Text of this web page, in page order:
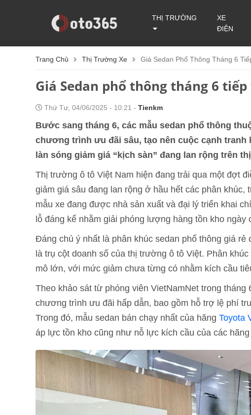
THỊ TRƯỜNG
XE
ĐIỆN
Trang Chủ Thị Trường Xe Giá Sedan Phổ Thông Tháng 6
Giá Sedan phổ thông tháng 6
Thứ Tư, 04/06/2025 - 10:21 - Tienkm
Bước sang tháng 6, các mẫu sedan phổ thông
chương trình ưu đãi sâu, tạo nên cuộc cạnh
làn sóng giảm giá “kịch sàn” đang lan rộng trên
Thị trường ô tô Việt Nam hiện đang trải qua một đợt
giảm giá sâu đang lan rộng ở hầu hết các phân
mẫu xe đang được nhà sản xuất và đại lý triển khai
lỗ đáng kể nhằm giải phóng lượng hàng tồn kho ngày
Đáng chú ý nhất là phân khúc sedan phổ thông giá
là trụ cột doanh số của thị trường ô tô Việt. Phân
mô lớn, với mức giảm chưa từng có nhằm kích cầu
Theo khảo sát từ phóng viên VietNamNet trong
chương trình ưu đãi hấp dẫn, bao gồm hỗ trợ lệ phí
Trong đó, mẫu sedan bán chạy nhất của hãng Toyota
áp lực tồn kho cũng như nỗ lực kích cầu của các